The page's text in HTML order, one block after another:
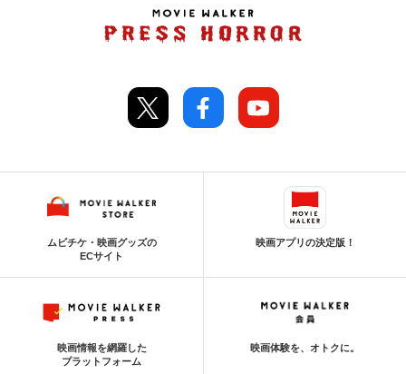
ムビチケ・映画グッズの
ECサイト
映画アプリの決定版！
映画情報を網羅した
プラットフォーム
映画体験を、オトクに。